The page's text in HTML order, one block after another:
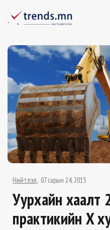
Нийтлэл 07 сарын 24, 2015
Уурхайн хаалт
практикийн X